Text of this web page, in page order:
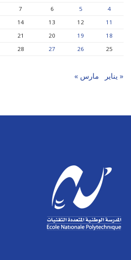
4
5
6
7
11
12
13
14
18
19
20
21
25
26
27
28
« يناير مارس »